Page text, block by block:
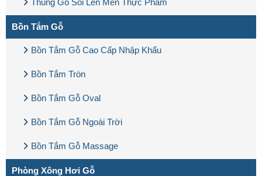
Thùng Gỗ Sồi Lên Men Thực Phẩm
Bồn Tắm Gỗ
Bồn Tắm Gỗ Cao Cấp Nhập Khẩu
Bồn Tắm Tròn
Bồn Tắm Gỗ Oval
Bồn Tắm Gỗ Ngoài Trời
Bồn Tắm Gỗ Massage
Phòng Xông Hơi Gỗ